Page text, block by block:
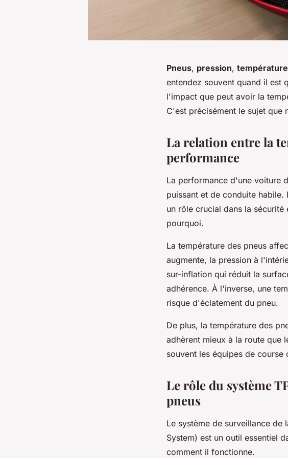
Pneus, pression, température
entendez souvent quand il est
l'impact que peut avoir la
C'est précisément le sujet que
La relation entre la
performance
La performance d'une voiture
puissant et de conduite habile.
un rôle crucial dans la
pourquoi.
La température des pneus
augmente, la pression à
sur-inflation qui réduit la
adhérence. À l'inverse, une
risque d'éclatement du pneu.
De plus, la température des
adhèrent mieux à la route que
souvent les équipes de
Le rôle du système
pneus
Le système de surveillance de
System) est un outil essentiel
comment il fonctionne.